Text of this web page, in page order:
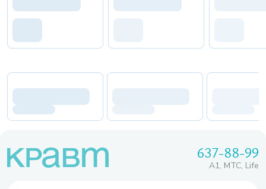
637-88-99
A1, МТС, Life